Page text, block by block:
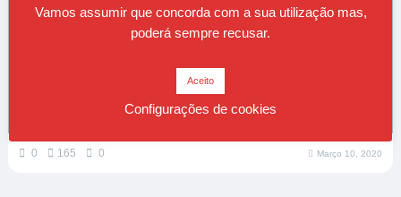
Sobre a Exclusão Social
0 165 0 Março 10, 2020
Vamos assumir que concorda com a sua utilização mas,
poderá sempre recusar.
Aceito
Configurações de cookies